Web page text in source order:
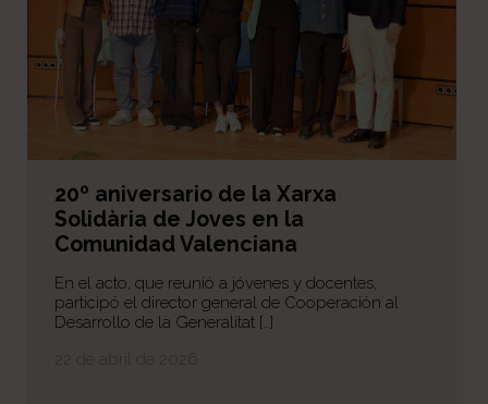
20º aniversario de la Xarxa
Solidària de Joves en la
Comunidad Valenciana
En el acto, que reunió a jóvenes y docentes,
participó el director general de Cooperación al
Desarrollo de la Generalitat […]